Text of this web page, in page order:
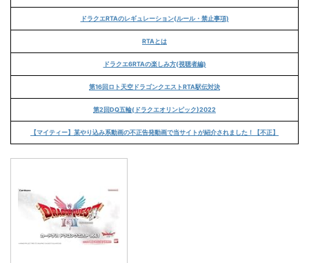
ドラクエRTAのレギュレーション(ルール・禁止事項)
RTAとは
ドラクエ6RTAの楽しみ方(視聴者編)
第16回ロト天空ドラゴンクエストRTA駅伝対決
第2回DQ五輪(ドラクエオリンピック)2022
【マイティー】某やり込み系動画の不正告発動画で当サイトが紹介されました！【不正】